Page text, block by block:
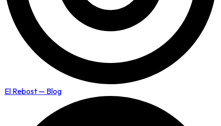
El Rebost — Blog